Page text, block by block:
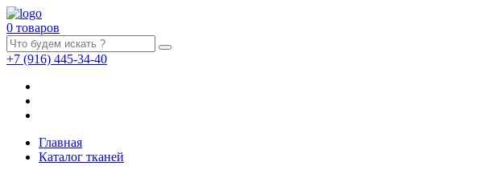
0 товаров
+7 (916) 445-34-40
Главная
Каталог тканей